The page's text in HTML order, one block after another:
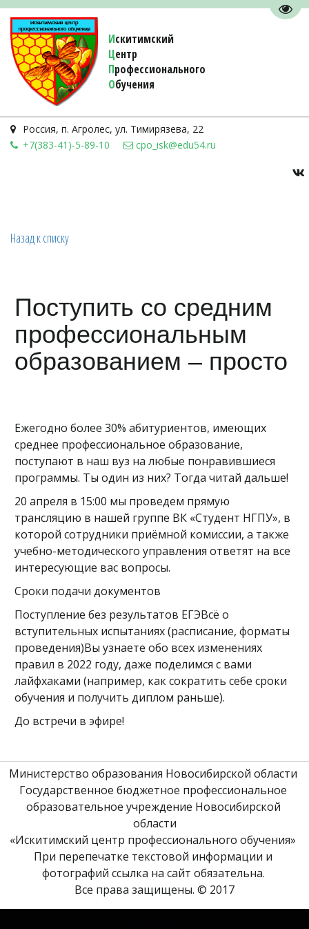
Искитимский
Центр
Профессионального
Обучения
Россия, п. Агролес, ул. Тимирязева, 22
+7(383-41)-5-89-10
cpo_isk@edu54.ru
Назад к списку
Поступить со средним
профессиональным
образованием – просто
Ежегодно более 30% абитуриентов, имеющих
среднее профессиональное образование,
поступают в наш вуз на любые понравившиеся
программы. Ты один из них? Тогда читай дальше!
20 апреля в 15:00 мы проведем прямую
трансляцию в нашей группе ВК «Студент НГПУ», в
которой сотрудники приёмной комиссии, а также
учебно-методического управления ответят на все
интересующие вас вопросы.
Сроки подачи документов
Поступление без результатов ЕГЭВсё о
вступительных испытаниях (расписание, форматы
проведения)Вы узнаете обо всех изменениях
правил в 2022 году, даже поделимся с вами
лайфхаками (например, как сократить себе сроки
обучения и получить диплом раньше).
До встречи в эфире!
Министерство образования Новосибирской области
Государственное бюджетное профессиональное
образовательное учреждение Новосибирской
области
«Искитимский центр профессионального обучения»
При перепечатке текстовой информации и
фотографий ссылка на сайт обязательна.
Все права защищены. © 2017